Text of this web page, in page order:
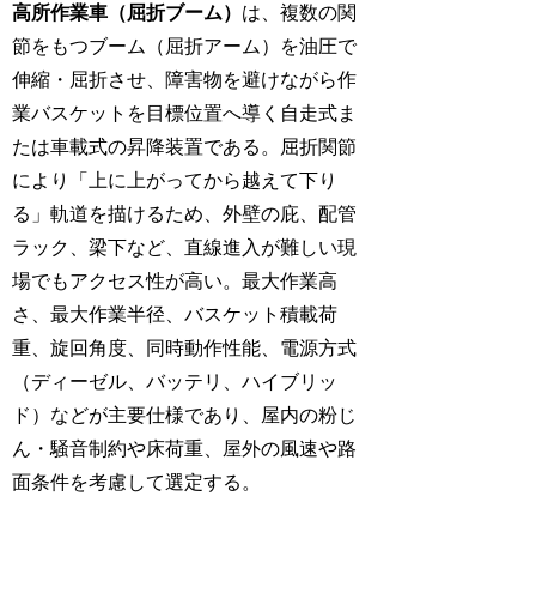
高所作業車（屈折ブーム） は、複数の関
節をもつブーム（屈折アーム）を油圧で
伸縮・屈折させ、障害物を避けながら作
業バスケットを目標位置へ導く自走式ま
たは車載式の昇降装置である。屈折関節
により「上に上がってから越えて下り
る」軌道を描けるため、外壁の庇、配管
ラック、梁下など、直線進入が難しい現
場でもアクセス性が高い。最大作業高
さ、最大作業半径、バスケット積載荷
重、旋回角度、同時動作性能、電源方式
（ディーゼル、バッテリ、ハイブリッ
ド）などが主要仕様であり、屋内の粉じ
ん・騒音制約や床荷重、屋外の風速や路
面条件を考慮して選定する。